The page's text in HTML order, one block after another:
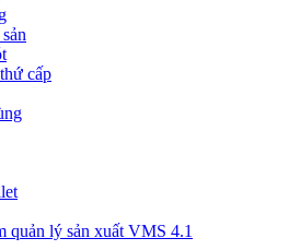
cấp
quản lý sản xuất VMS 4.1